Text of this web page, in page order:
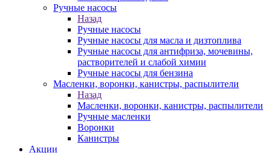
Ручные насосы
Назад
Ручные насосы
Ручные насосы для масла и дизтоплива
Ручные насосы для антифриза, мочевины,
растворителей и слабой химии
Ручные насосы для бензина
Масленки, воронки, канистры, распылители
Назад
Масленки, воронки, канистры, распылители
Ручные масленки
Воронки
Канистры
Акции